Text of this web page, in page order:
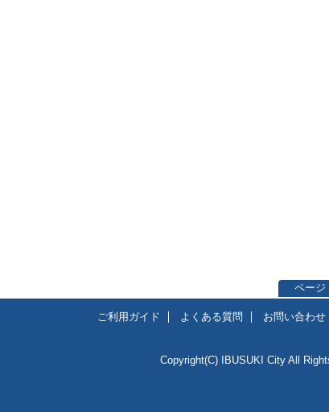
ページ
ご利用ガイド よくある質問 お問い合わせ
Copyright(C) IBUSUKI City All